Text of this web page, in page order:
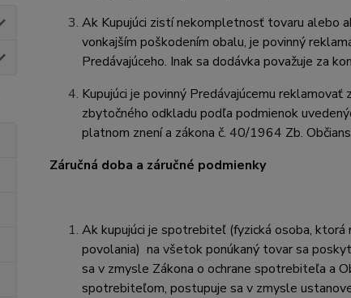
Ak Kupujúci zistí nekompletnosť tovaru alebo
vonkajším poškodením obalu, je povinný
Predávajúceho. Inak sa dodávka považuje za
Kupujúci je povinný Predávajúcemu
zbytočného odkladu podľa podmienok
platnom znení a zákona č. 40/1964 Zb.
Záručná doba a záručné podmienky
Ak kupujúci je spotrebiteľ (fyzická osoba,
povolania) na všetok ponúkaný tovar sa
sa v zmysle Zákona o ochrane spotrebiteľa a
spotrebiteľom, postupuje sa v zmysle